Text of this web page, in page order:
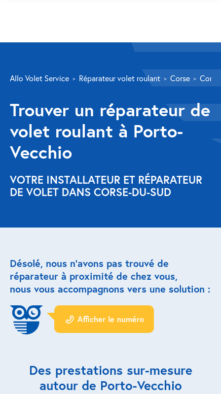
Volet roulant
Réparation
Volet roulant Velux
Au-delà de la fenêtre
Réparation store banne
Réparation portail
Modernisation et domotique
Centralisation volets roulants
Motoriser un volet roulant
ESPACE PRO
Nous recrutons
Allo Volet Service Réparateur volet roulant Corse
Trouver un réparateur de
volet roulant à Porto-
Vecchio
VOTRE INSTALLATEUR ET RÉPARATEUR
DE VOLET DANS CORSE-DU-SUD
Désolé, nous n’avons pas trouvé de
réparateur à proximité de chez vous,
nous vous accompagnons vers une solution :
Afficher le numéro
Des prestations sur-mesure
autour de Porto-Vecchio